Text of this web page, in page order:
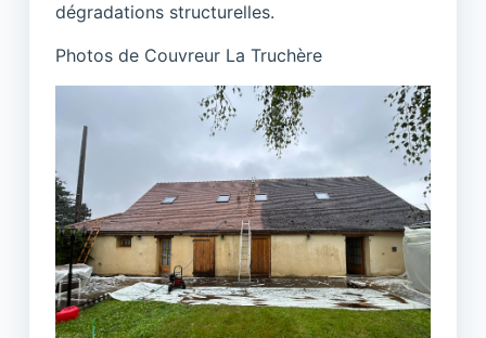
dégradations structurelles.
Photos de Couvreur La Truchère